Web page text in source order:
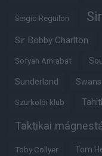
Sergio Reguilon
Sir Bobby Charlton
Sofyan Amrabat
Sunderland
Szurkolói klub
Taktikai
Toby Collyer Tom